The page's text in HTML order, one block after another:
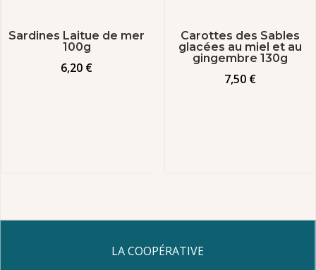
Sardines Laitue de mer
100g
6,20 €
Carottes des Sables
glacées au miel et au
gingembre 130g
7,50 €
LA COOPÉRATIVE